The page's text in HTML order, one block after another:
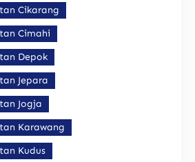
Cikarang
Cimahi
Depok
Jepara
Jogja
Karawang
Kudus